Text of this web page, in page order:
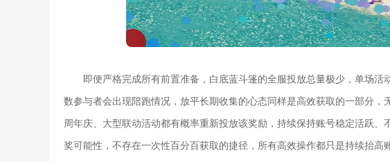
即便严格完成所有前置准备，白底蓝斗篷的全服投放总量极少，单场
数参与者会出现陪跑情况，放平长期收集的心态同样是高效获取的一部分
周年庆、大型联动活动都有概率重新投放该奖励，持续保持账号稳定活跃
奖可能性，不存在一次性百分百获取的捷径，所有高效操作都只是持续抬